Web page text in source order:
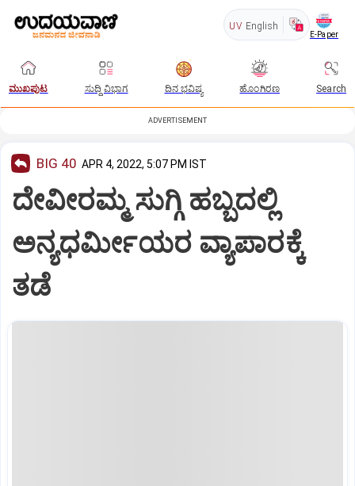
UV English
E-Paper
ಮುಖಪುಟ ಸುದ್ದಿ ವಿಭಾಗ ದಿನ ಭವಿಷ್ಯ ಹೊಂಗಿರಣ Search
ADVERTISEMENT
BIG 40 APR 4, 2022, 5:07 PM IST
ದೇವೀರಮ್ಮ ಸುಗ್ಗಿ ಹಬ್ಬದಲ್ಲಿ
ಅನ್ಯಧರ್ಮೀಯರ ವ್ಯಾಪಾರಕ್ಕೆ
ತಡೆ